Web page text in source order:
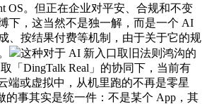
OS。但正在企业对平安、合规和不变
下，这当然不是独一解，而是一个 AI
、按结果付费等机制，由于关于它的规
这种对于 AI 新入口取旧法则鸿沟的
「DingTalk Real」的协同下，当前有
端或虚拟中，从机里跑的不再是零星
的事其实是统一件：不是某个 App，其